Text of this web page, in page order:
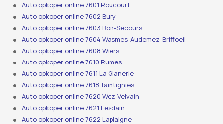
Auto opkoper online 7601 Roucourt
Auto opkoper online 7602 Bury
Auto opkoper online 7603 Bon-Secours
Auto opkoper online 7604 Wasmes-Audemez-Briffoeil
Auto opkoper online 7608 Wiers
Auto opkoper online 7610 Rumes
Auto opkoper online 7611 La Glanerie
Auto opkoper online 7618 Taintignies
Auto opkoper online 7620 Wez-Velvain
Auto opkoper online 7621 Lesdain
Auto opkoper online 7622 Laplaigne